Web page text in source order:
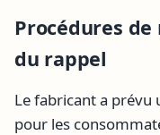
Procédures
du rappel
Le fabricant a prévu
pour les